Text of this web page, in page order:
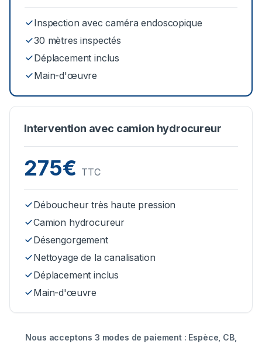
Inspection avec caméra endoscopique
30 mètres inspectés
Déplacement inclus
Main-d'œuvre
Intervention avec camion hydrocureur
275€ TTC
Déboucheur très haute pression
Camion hydrocureur
Désengorgement
Nettoyage de la canalisation
Déplacement inclus
Main-d'œuvre
Nous acceptons 3 modes de paiement : Espèce, CB,